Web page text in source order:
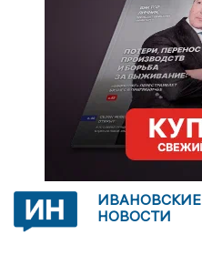
ИВАНОВСКИЕ
НОВОСТИ